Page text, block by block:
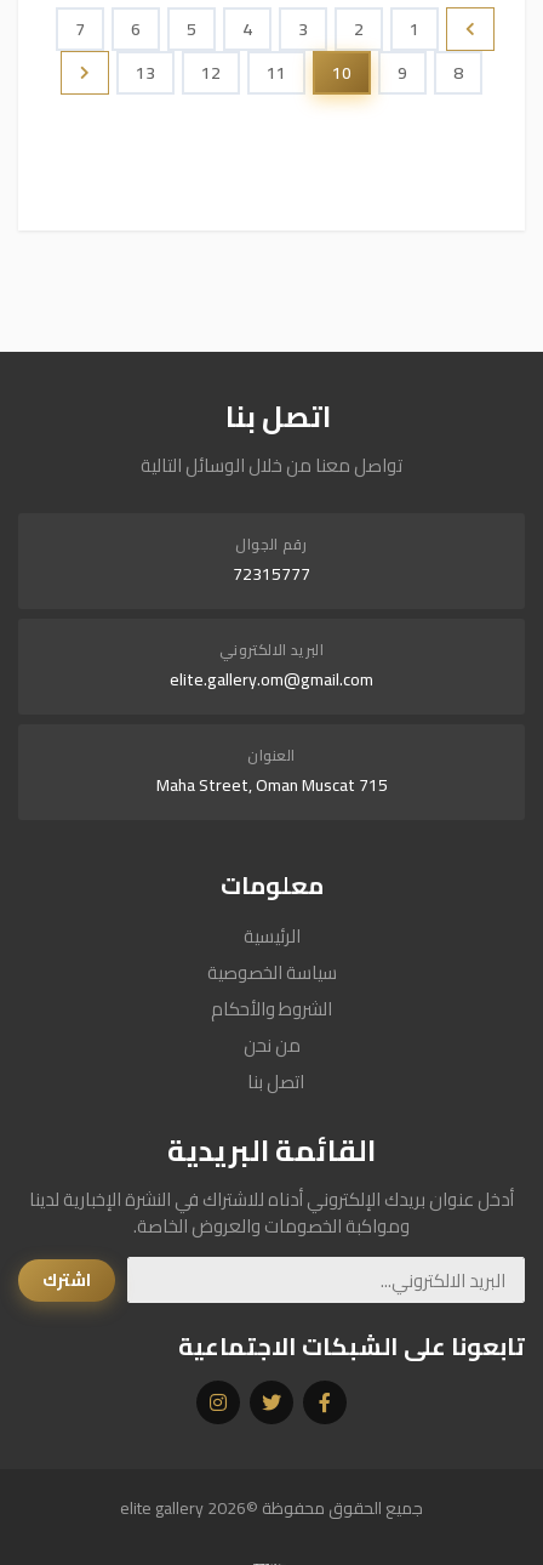
1
2
3
4
5
6
7
8
9
10
11
12
13
اتصل بنا
تواصل معنا من خلال الوسائل التالية
رقم الجوال
72315777
البريد الالكتروني
elite.gallery.om@gmail.com
العنوان
715 Maha Street, Oman Muscat
معلومات
الرئيسية
سياسة الخصوصية
الشروط والأحكام
من نحن
اتصل بنا
القائمة البريدية
أدخل عنوان بريدك الإلكتروني أدناه للاشتراك في النشرة الإخبارية لدينا
ومواكبة الخصومات والعروض الخاصة.
البريد الالكتروني
اشترك
تابعونا على الشبكات الاجتماعية
جميع الحقوق محفوظة ©2026 elite gallery